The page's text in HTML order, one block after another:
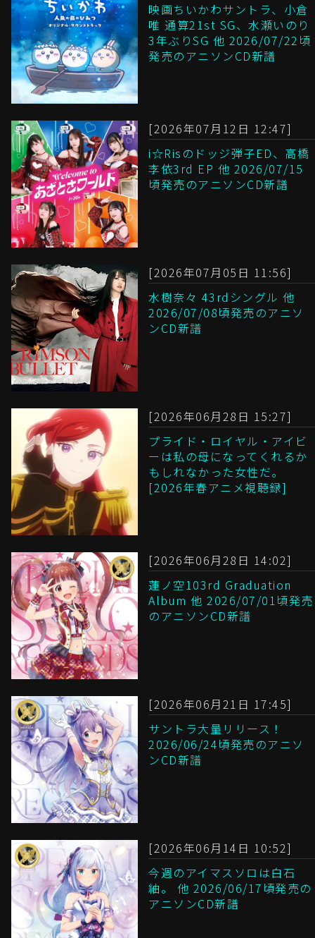
映画ちいかわサントラ、小倉
唯 通算21st SG、水瀬いのり
3年ぶりSG 他 2026/07/22頃
発売のアニソンCD新譜
[2026年07月12日 12:47]
i☆Risのドッジ弾子ED、高橋
李依3rd EP 他 2026/07/15
頃発売のアニソンCD新譜
[2026年07月05日 11:56]
水樹奈々 43rdシングル 他
2026/07/08頃発売のアニソ
ンCD新譜
[2026年06月28日 15:27]
プライド・ロイヤル・アイビ
ーは私の母になってくれるか
もしれなかった女性だ。
[2026年春アニメ視聴録]
[2026年06月28日 14:02]
蓮ノ空103rd Graduation
Album 他 2026/07/01頃発売
のアニソンCD新譜
[2026年06月21日 17:45]
サントラ大量リリース！
2026/06/24頃発売のアニソ
ンCD新譜
[2026年06月14日 10:52]
今週のアイマスソロは白石
紬。 他 2026/06/17頃発売の
アニソンCD新譜